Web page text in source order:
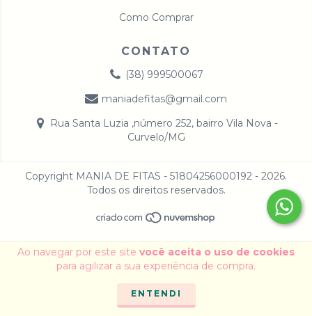
Ao navegar por este site você aceita o uso de cookies
para agilizar a sua experiência de compra.
ENTENDI
Como Comprar
CONTATO
(38) 999500067
maniadefitas@gmail.com
Rua Santa Luzia ,número 252, bairro Vila Nova -
Curvelo/MG
Copyright MANIA DE FITAS - 51804256000192 - 2026.
Todos os direitos reservados.